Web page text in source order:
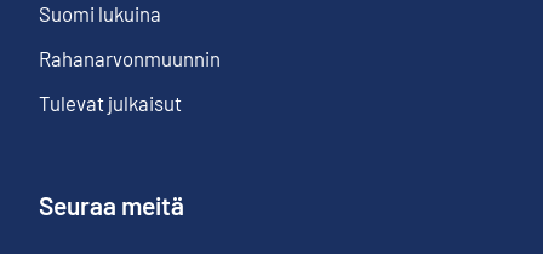
Suomi lukuina
Rahanarvonmuunnin
Tulevat julkaisut
Seuraa meitä